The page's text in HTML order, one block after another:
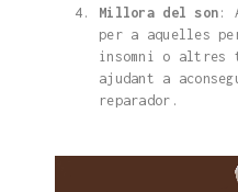
Millora del son :
per a aquelles
insomni o altres
ajudant a
reparador.